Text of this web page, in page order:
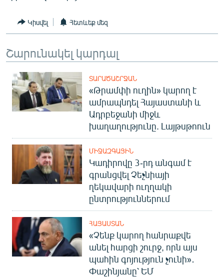
Կիսվել Հետևեք մեզ
Շարունակել կարդալ
ՏԱՐԱԾԱՇՐՋԱՆ
«Թրամփի ուղին» կարող է
ամրապնդել Հայաստանի և
Ադրբեջանի միջև
խաղաղությունը. Լայթսթոուն
ՄԻՋԱԶԳԱՅԻՆ
Կադիրովը 3-րդ անգամ է
գրանցվել Չեչնիայի
ղեկավարի ուղղակի
ընտրություններում
ՀԱՅԱՍՏԱՆ
«Չենք կարող հանրաքվե
անել հարցի շուրջ, որն այս
պահին գոյություն չունի»․
Փաշինյանը՝ ԵՄ